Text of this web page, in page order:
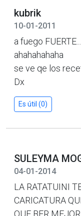
kubrik
10-01-2011
a fuego FUERTE...
ahahahahaha
se ve qe los
Dx
Es útil (0)
SULEYMA
04-01-2014
LA RATATUINI
CARICATURA
QUE BER